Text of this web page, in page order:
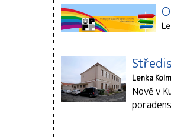
Lenka
Nově v